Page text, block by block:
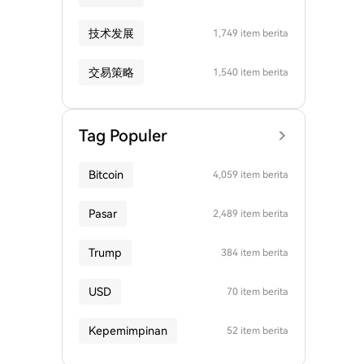
技术发展 1,749 item berita
交易策略 1,540 item berita
Tag Populer
Bitcoin 4,059 item berita
Pasar 2,489 item berita
Trump 384 item berita
USD 70 item berita
Kepemimpinan 52 item berita